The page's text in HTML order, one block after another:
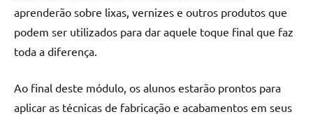
aprenderão sobre lixas, vernizes e outros produtos que
podem ser utilizados para dar aquele toque final que faz
toda a diferença.
Ao final deste módulo, os alunos estarão prontos para
aplicar as técnicas de fabricação e acabamentos em seus